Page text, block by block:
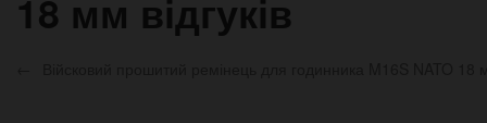
18 мм відгуків